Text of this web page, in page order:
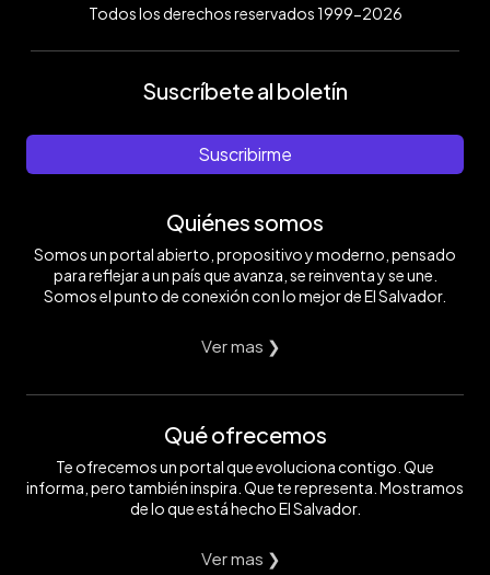
Todos los derechos reservados 1999-2026
Suscríbete al boletín
Suscribirme
Quiénes somos
Somos un portal abierto, propositivo y moderno, pensado
para reflejar a un país que avanza, se reinventa y se une.
Somos el punto de conexión con lo mejor de El Salvador.
Ver mas ❯
Qué ofrecemos
Te ofrecemos un portal que evoluciona contigo. Que
informa, pero también inspira. Que te representa. Mostramos
de lo que está hecho El Salvador.
Ver mas ❯